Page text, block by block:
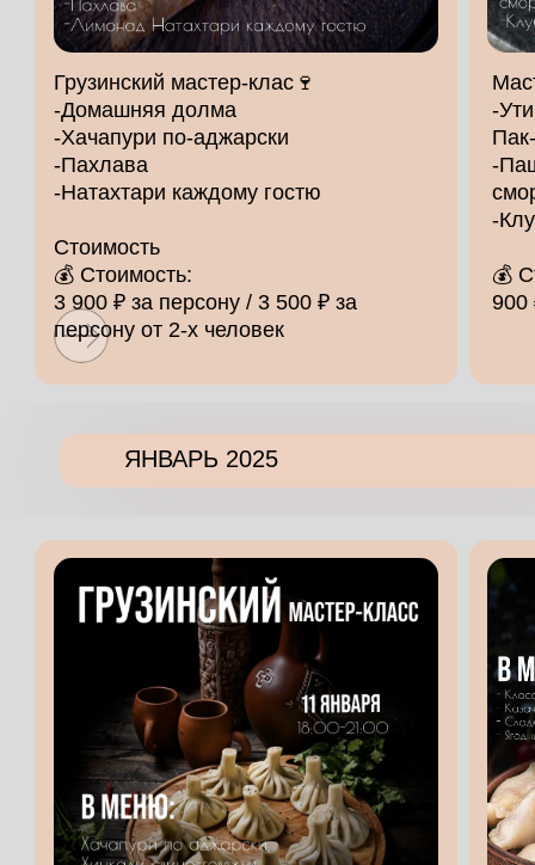
-
-
-
💰
900
Грузинский мастер-клас🍷
-Домашняя долма
-Хачапури по-аджарски
-Пахлава
-Натахтари каждому гостю
Стоимость
💰 Стоимость:
3 900 ₽ за персону / 3 500 ₽ за
персону от 2-х человек
ЯНВАРЬ 2025
Расписание